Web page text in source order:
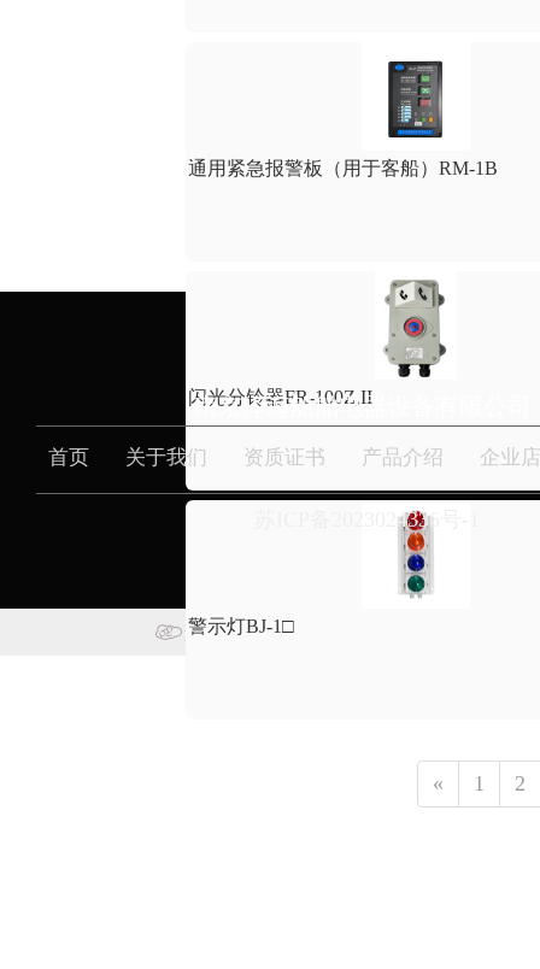
通用紧急报警板（用于客船）RM-1B
闪光分铃器FR-100Z,II
警示灯BJ-1□
« 1 2
首页 关于我们 资质证书 产品介绍 企业
南京泽海船舶电器设备有限公司
苏ICP备2023024336号-1
支持 反馈